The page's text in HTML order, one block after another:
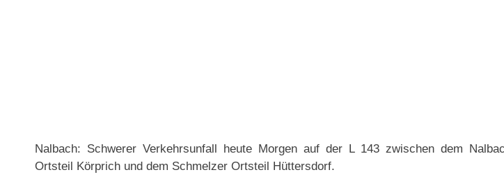
Nalbach: Schwerer Verkehrsunfall heute Morgen auf der L 143 zwischen dem
Ortsteil Körprich und dem Schmelzer Ortsteil Hüttersdorf.